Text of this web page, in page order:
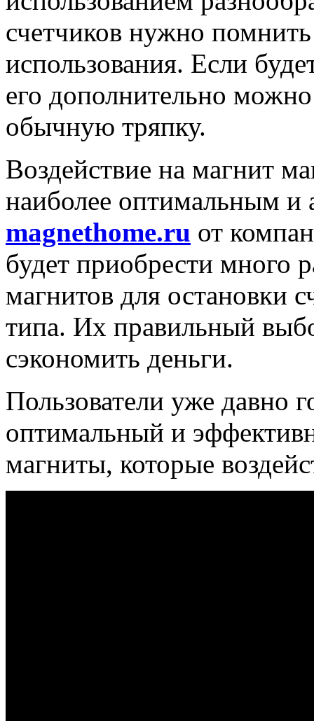
счетчиков нужно
использования. Если
его дополнительно
обычную тряпку.
Воздействие на магнит
наиболее оптимальным и
magnethome.ru от
будет приобрести много
магнитов для остановки
типа. Их правильный
сэкономить деньги.
Пользователи уже давно
оптимальный и
магниты, которые